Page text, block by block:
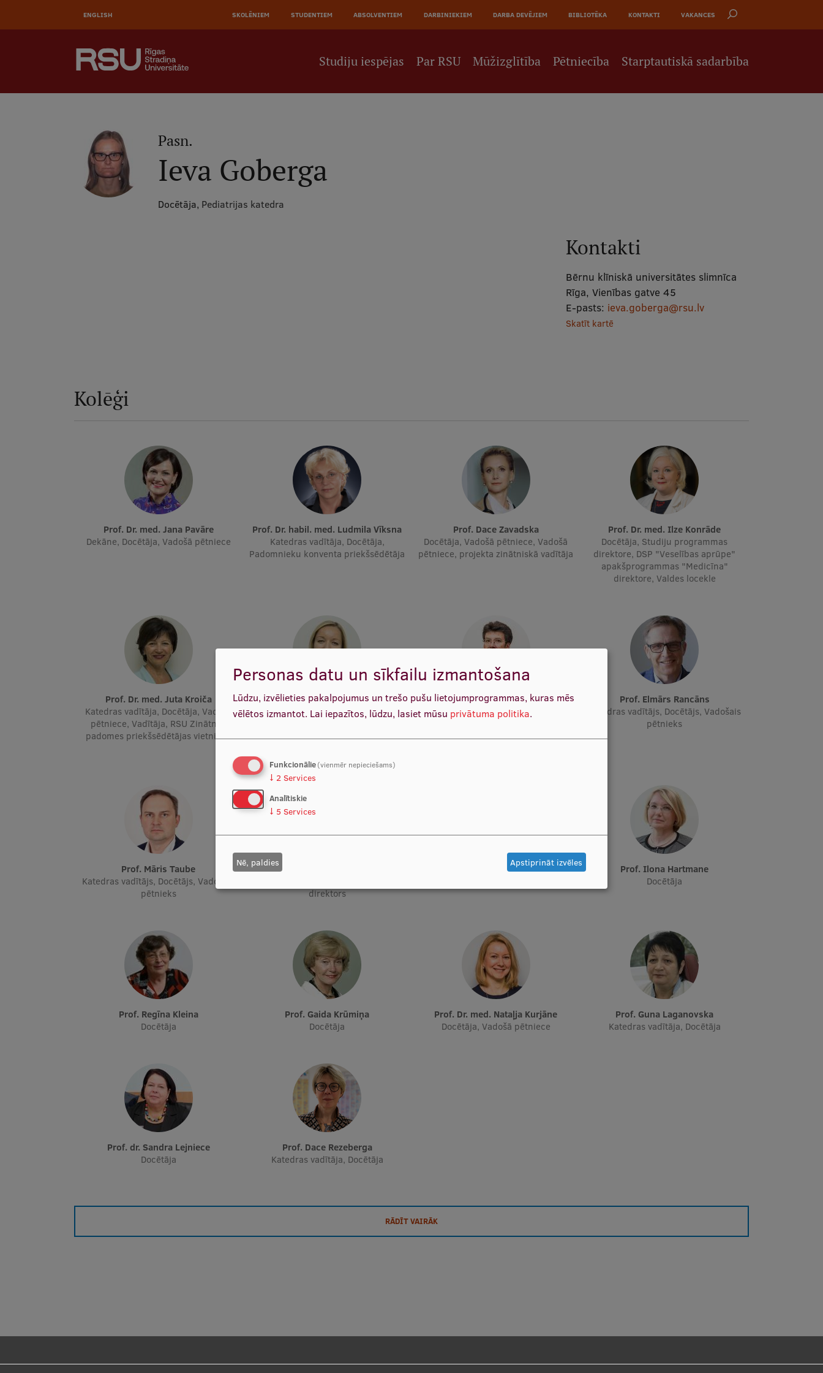
ENGLISH AUGŠĒJĀ
IZVĒLNE
SKOLĒNIEM STUDENTIEM ABSOLVENTIEM DARBINIEKIEM DARBA DEVĒJIEM BIBLIOTĒKA KONTAKTI VAKANCES
Studiju iespējas Par RSU Mūžizglītība Pētniecība Starptautiskā sadarbība
Pasn.
Ieva Goberga
Docētāja, Pediatrijas katedra
Kontakti
Bērnu klīniskā universitātes slimnīca
Rīga, Vienības gatve 45
E-pasts: ieva.goberga@rsu.lv
Skatīt kartē
Kolēģi
Prof. Dr. med. Jana Pavāre
Dekāne, Docētāja, Vadošā pētniece
Prof. Dr. habil. med. Ludmila Vīksna
Katedras vadītāja, Docētāja,
Padomnieku konventa priekšsēdētāja
Prof. Dace Zavadska
Docētāja, Vadošā pētniece, Vadošā
pētniece, projekta zinātniskā vadītāja
Prof. Dr. med. Ilze Konrāde
Docētāja, Studiju programmas
direktore, DSP "Veselības aprūpe"
apakšprogrammas "Medicīna"
direktore, Valdes locekle
Prof. Dr. med. Juta Kroiča
Katedras vadītāja, Docētāja, Vadošā
pētniece, Vadītāja, RSU Zinātnes
padomes priekšsēdētājas vietniece
Prof. Dr. med. Zanda Daneberga
Docētāja, Direktora vietniece
Vadītāja, Priekšsēdētāja vietniece,
Prof. Dr. med. Gunta Lazdāne
Docētāja, Vadošais pētnieks
Prof. Elmārs Rancāns
Katedras vadītājs, Docētājs, Vadošais
pētnieks
Prof. Māris Taube
Katedras vadītājs, Docētājs, Vadošais
pētnieks
direktors
Prof. Iveta Dzīvīte-Krišāne
Prof. Ilona Hartmane
Docētāja
Prof. Regīna Kleina
Docētāja
Prof. Gaida Krūmiņa
Docētāja
Prof. Dr. med. Nataļja Kurjāne
Docētāja, Vadošā pētniece
Prof. Guna Laganovska
Katedras vadītāja, Docētāja
Prof. dr. Sandra Lejniece
Docētāja
Prof. Dace Rezeberga
Katedras vadītāja, Docētāja
RĀDĪT VAIRĀK
Personas datu un sīkfailu izmantošana
Lūdzu, izvēlieties pakalpojumus un trešo pušu lietojumprogrammas, kuras mēs
vēlētos izmantot. Lai iepazītos, lūdzu, lasiet mūsu privātuma politika.
Funkcionālie(vienmēr nepieciešams)
↓ 2 Services
Analītiskie
↓ 5 Services
Nē, paldies Apstiprināt izvēles